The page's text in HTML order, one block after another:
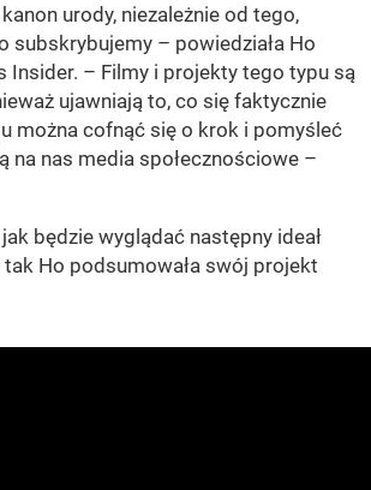
urody, niezależnie od tego,
subskrybujemy – powiedziała Ho
Insider. – Filmy i projekty tego typu są
ujawniają to, co się faktycznie
można cofnąć się o krok i pomyśleć
na nas media społecznościowe –
będzie wyglądać następny ideał
tak Ho podsumowała swój projekt